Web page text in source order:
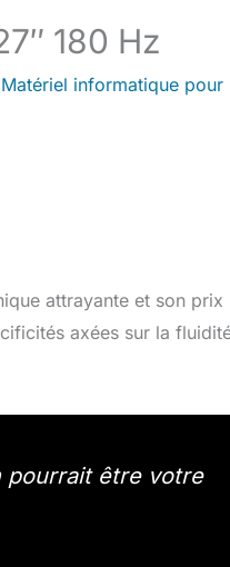
180 Hz
Matériel informatique pour
attrayante et son prix
axées sur la
pourrait être votre